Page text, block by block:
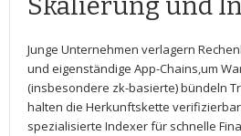
Junge Unternehmen verlagern
und ‍eigenständige App-Chains,um
(insbesondere zk-basierte)⁢ bündeln
halten die Herkunftskette
spezialisierte Indexer für schnelle